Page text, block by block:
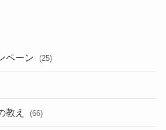
ペーン (25)
教え (66)